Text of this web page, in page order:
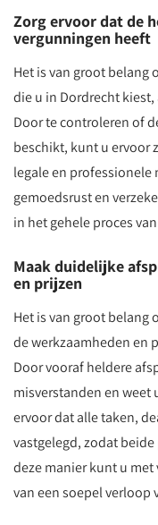
Zorg ervoor dat de
vergunningen heeft
Het is van groot belang
die u in Dordrecht
Door te controleren of
beschikt, kunt u ervoor
legale en professionele
gemoedsrust en
in het gehele proces
Maak duidelijke
en prijzen
Het is van groot belang
de werkzaamheden en
Door vooraf heldere
misverstanden en weet
ervoor dat alle taken,
vastgelegd, zodat
deze manier kunt u
van een soepel verloop